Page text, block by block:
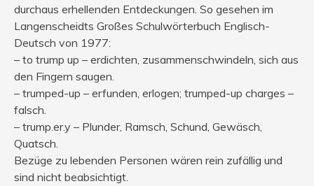
durchaus erhellenden Entdeckungen. So gesehen im
Langenscheidts Großes Schulwörterbuch Englisch-
Deutsch von 1977:
– to trump up – erdichten, zusammenschwindeln, sich aus
den Fingern saugen.
– trumped-up – erfunden, erlogen; trumped-up charges –
falsch.
– trump.er.y – Plunder, Ramsch, Schund, Gewäsch,
Quatsch.
Bezüge zu lebenden Personen wären rein zufällig und
sind nicht beabsichtigt.